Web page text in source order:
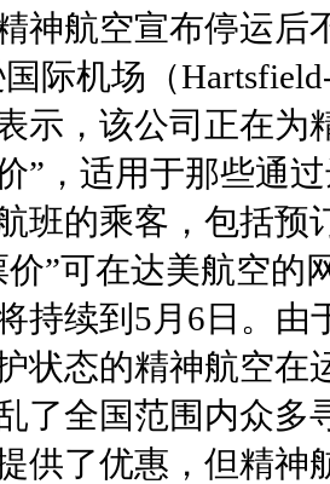
神航空宣布停运后
际机场（
示，该公司正在为
”，适用于那些通
班的乘客，包括预
价”可在达美航空的
持续到5月6日。
状态的精神航空在
了全国范围内众多
供了优惠，但精神